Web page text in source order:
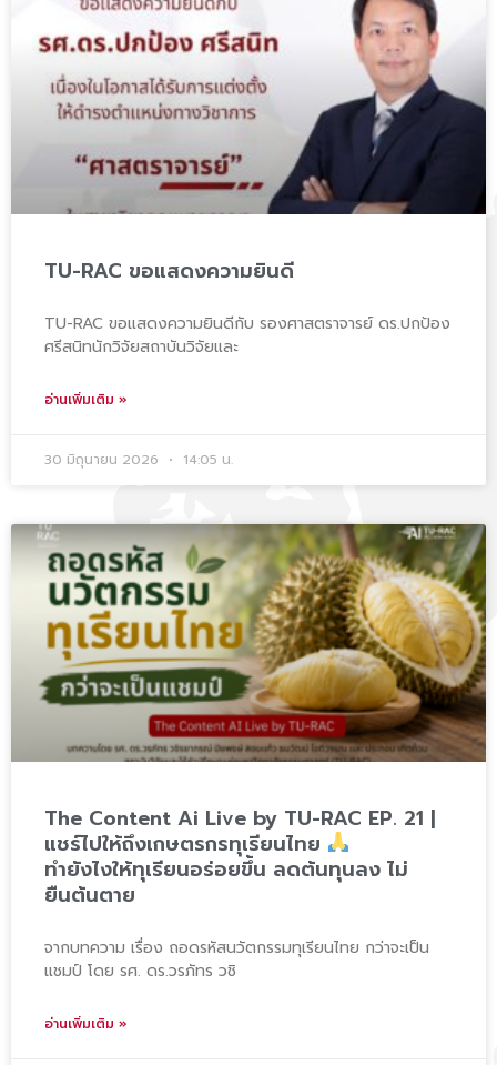
TU-RAC ขอแสดงความยินดี
TU-RAC ขอแสดงความยินดีกับ รองศาสตราจารย์ ดร.ปกป้อง
ศรีสนิทนักวิจัยสถาบันวิจัยและ
อ่านเพิ่มเติม »
30 มิถุนายน 2026 14:05 น.
The Content Ai Live by TU-RAC EP. 21 |
แชร์ไปให้ถึงเกษตรกรทุเรียนไทย
ทำยังไงให้ทุเรียนอร่อยขึ้น ลดต้นทุนลง ไม่
ยืนต้นตาย
จากบทความ เรื่อง ถอดรหัสนวัตกรรมทุเรียนไทย กว่าจะเป็น
แชมป์ โดย รศ. ดร.วรภัทร วชิ
อ่านเพิ่มเติม »